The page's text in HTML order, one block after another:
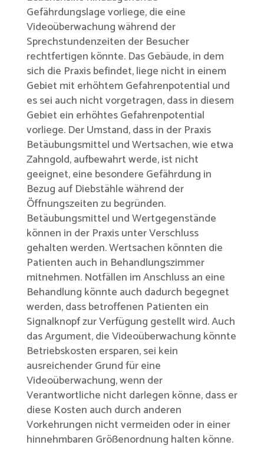
Gefährdungslage vorliege, die eine
Videoüberwachung während der
Sprechstundenzeiten der Besucher
rechtfertigen könnte. Das Gebäude, in dem
sich die Praxis befindet, liege nicht in einem
Gebiet mit erhöhtem Gefahrenpotential und
es sei auch nicht vorgetragen, dass in diesem
Gebiet ein erhöhtes Gefahrenpotential
vorliege. Der Umstand, dass in der Praxis
Betäubungsmittel und Wertsachen, wie etwa
Zahngold, aufbewahrt werde, ist nicht
geeignet, eine besondere Gefährdung in
Bezug auf Diebstähle während der
Öffnungszeiten zu begründen.
Betäubungsmittel und Wertgegenstände
können in der Praxis unter Verschluss
gehalten werden. Wertsachen könnten die
Patienten auch in Behandlungszimmer
mitnehmen. Notfällen im Anschluss an eine
Behandlung könnte auch dadurch begegnet
werden, dass betroffenen Patienten ein
Signalknopf zur Verfügung gestellt wird. Auch
das Argument, die Videoüberwachung könnte
Betriebskosten ersparen, sei kein
ausreichender Grund für eine
Videoüberwachung, wenn der
Verantwortliche nicht darlegen könne, dass er
diese Kosten auch durch anderen
Vorkehrungen nicht vermeiden oder in einer
hinnehmbaren Größenordnung halten könne.